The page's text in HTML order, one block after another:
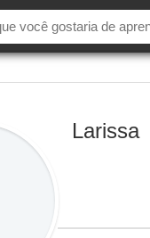
Larissa